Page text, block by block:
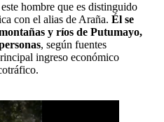
hombre que es distinguido
con el alias de Araña. Él se
y ríos de Putumayo,
, según fuentes
ingreso económico